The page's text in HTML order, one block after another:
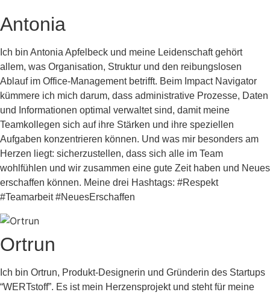
Antonia
Ich bin Antonia Apfelbeck und meine Leidenschaft gehört
allem, was Organisation, Struktur und den reibungslosen
Ablauf im Office-Management betrifft. Beim Impact Navigator
kümmere ich mich darum, dass administrative Prozesse, Daten
und Informationen optimal verwaltet sind, damit meine
Teamkollegen sich auf ihre Stärken und ihre speziellen
Aufgaben konzentrieren können. Und was mir besonders am
Herzen liegt: sicherzustellen, dass sich alle im Team
wohlfühlen und wir zusammen eine gute Zeit haben und Neues
erschaffen können. Meine drei Hashtags: #Respekt
#Teamarbeit #NeuesErschaffen
Ortrun
Ich bin Ortrun, Produkt-Designerin und Gründerin des Startups
“WERTstoff”. Es ist mein Herzensprojekt und steht für meine